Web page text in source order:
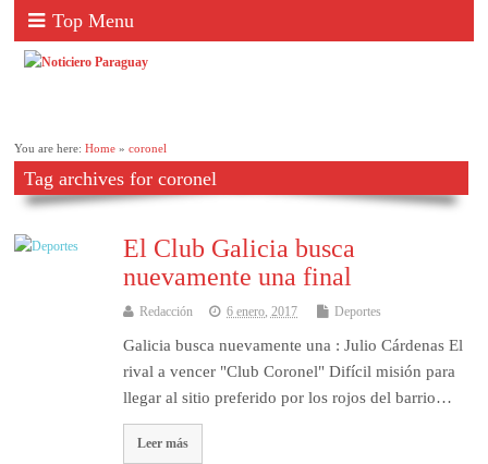
Top Menu
You are here:Home »coronel
Tag archives for coronel
El Club Galicia busca
nuevamente una final
Redacción 6 enero, 2017 Deportes
Galicia busca nuevamente una : Julio Cárdenas El
rival a vencer "Club Coronel" Difícil misión para
llegar al sitio preferido por los rojos del barrio…
Leer más